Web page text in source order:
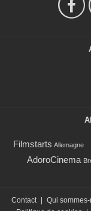
Filmstarts Allemagne
AdoroCinema
Contact | Qui